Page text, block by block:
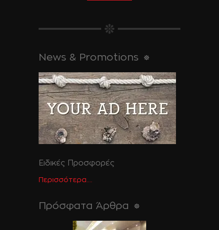
News & Promotions
Ειδικές Προσφορές
Περισσότερα....
Πρόσφατα Άρθρα